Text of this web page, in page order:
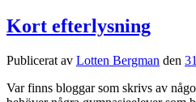
Kort efterlysning
Publicerat av Lotten Bergman den
Var finns bloggar som skrivs av